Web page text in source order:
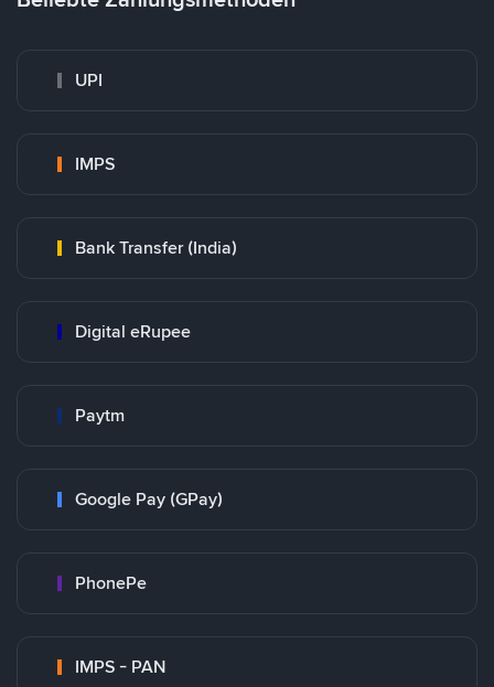
UPI
IMPS
Bank Transfer (India)
Digital eRupee
Paytm
Google Pay (GPay)
PhonePe
IMPS - PAN